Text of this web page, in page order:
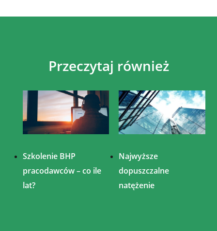
Przeczytaj również
Szkolenie BHP
pracodawców – co ile
lat?
Najwyższe
dopuszczalne
natężenie